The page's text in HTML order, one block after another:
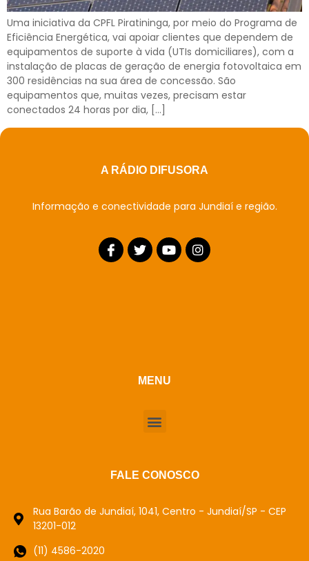
Uma iniciativa da CPFL Piratininga, por meio do Programa de
Eficiência Energética, vai apoiar clientes que dependem de
equipamentos de suporte à vida (UTIs domiciliares), com a
instalação de placas de geração de energia fotovoltaica em
300 residências na sua área de concessão. São
equipamentos que, muitas vezes, precisam estar
conectados 24 horas por dia, […]
A RÁDIO DIFUSORA
Informação e conectividade para Jundiaí e região.
MENU
FALE CONOSCO
Rua Barão de Jundiaí, 1041, Centro - Jundiaí/SP - CEP
13201-012
(11) 4586-2020